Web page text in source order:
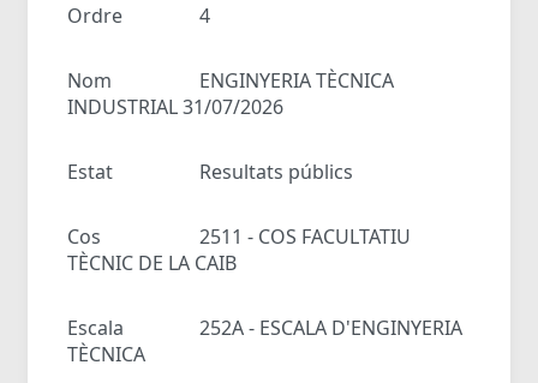
Ordre 4
Nom
ENGINYERIA TÈCNICA
INDUSTRIAL 31/07/2026
Estat Resultats públics
Cos
2511 - COS FACULTATIU
TÈCNIC DE LA CAIB
Escala
252A - ESCALA D'ENGINYERIA
TÈCNICA